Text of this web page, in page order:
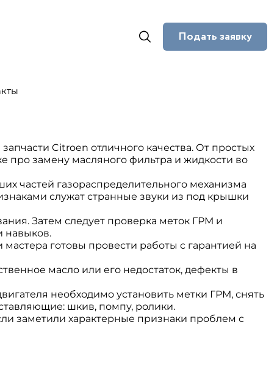
Подать заявку
Citroen отличного качества. От простых
про замену масляного фильтра и жидкости во
частей газораспределительного механизма
служат странные звуки из под крышки
Затем следует проверка меток ГРМ и
навыков.
готовы провести работы с гарантией на
масло или его недостаток, дефекты в
необходимо установить метки ГРМ, снять
шкив, помпу, ролики.
заметили характерные признаки проблем с